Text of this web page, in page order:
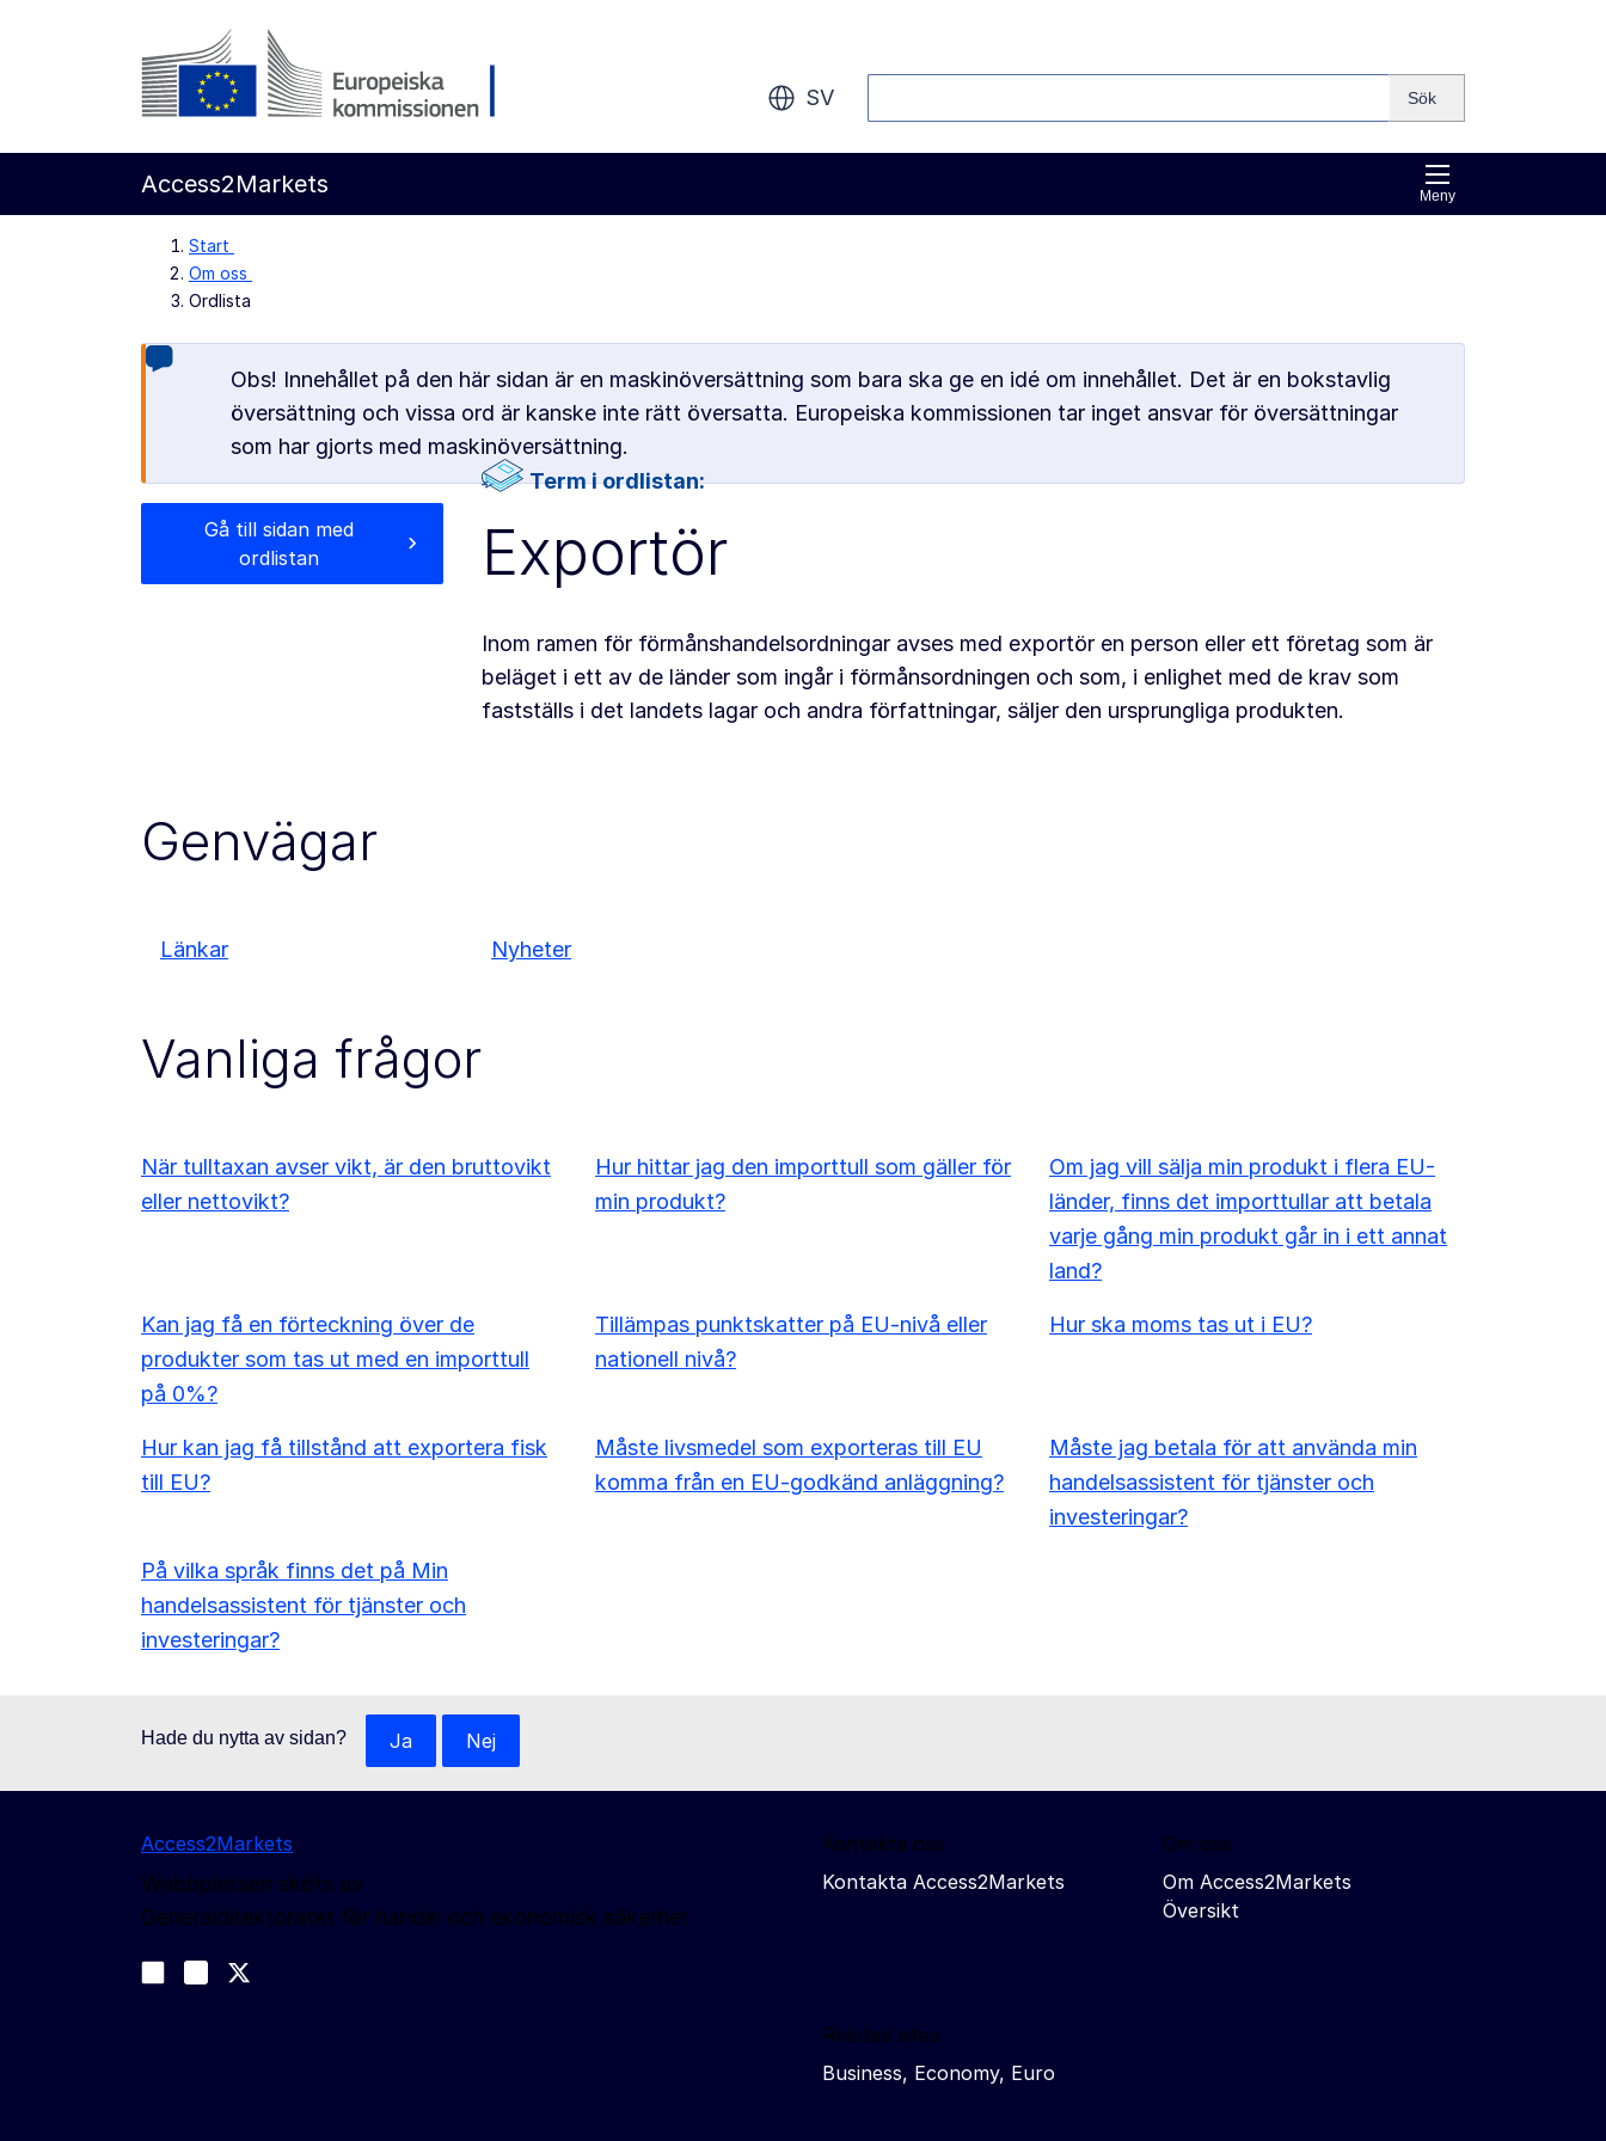
Gå direkt till innehållet
SV Sök
Meny
Access2Markets
Start
Om oss
Ordlista
Obs! Innehållet på den här sidan är en maskinöversättning som bara ska ge en idé om innehållet. Det är en bokstavlig
översättning och vissa ord är kanske inte rätt översatta. Europeiska kommissionen tar inget ansvar för översättningar
som har gjorts med maskinöversättning.
Gå till sidan med
ordlistan
Term i ordlistan:
Exportör
Inom ramen för förmånshandelsordningar avses med exportör en person eller ett företag som är
beläget i ett av de länder som ingår i förmånsordningen och som, i enlighet med de krav som
fastställs i det landets lagar och andra författningar, säljer den ursprungliga produkten.
Genvägar
Länkar Nyheter
Vanliga frågor
När tulltaxan avser vikt, är den bruttovikt
eller nettovikt?
Hur hittar jag den importtull som gäller för
min produkt?
Om jag vill sälja min produkt i flera EU-
länder, finns det importtullar att betala
varje gång min produkt går in i ett annat
land?
Kan jag få en förteckning över de
produkter som tas ut med en importtull
på 0%?
Tillämpas punktskatter på EU-nivå eller
nationell nivå?
Hur ska moms tas ut i EU?
Hur kan jag få tillstånd att exportera fisk
till EU?
Måste livsmedel som exporteras till EU
komma från en EU-godkänd anläggning?
Måste jag betala för att använda min
handelsassistent för tjänster och
investeringar?
På vilka språk finns det på Min
handelsassistent för tjänster och
investeringar?
Hade du nytta av sidan? Ja Nej
Access2Markets
Webbplatsen sköts av
Generaldirektoratet för handel och ekonomisk säkerhet
Join us on LinkedIn
Trade-Off podcast
Kontakta oss
Kontakta Access2Markets
Om oss
Om Access2Markets
Översikt
Related sites
Business, Economy, Euro